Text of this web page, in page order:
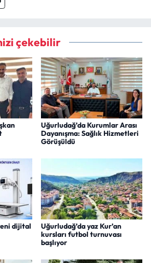
çekebilir
Uğurludağ’da Kurumlar Arası
Dayanışma: Sağlık Hizmetleri
Görüşüldü
dijital
Uğurludağ’da yaz Kur’an
kursları futbol turnuvası
başlıyor